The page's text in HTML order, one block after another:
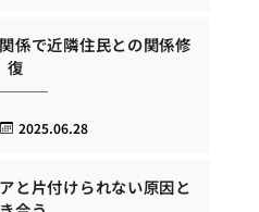
係で近隣住民との関係修
復
2025.06.28
と片付けられない原因と